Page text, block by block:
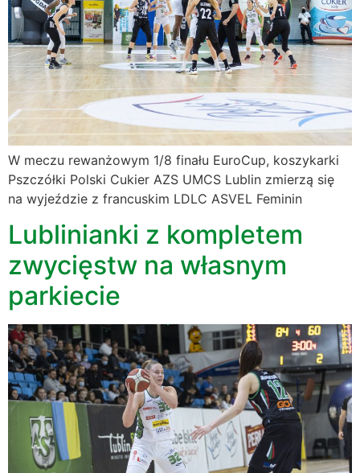
W meczu rewanżowym 1/8 finału EuroCup, koszykarki
Pszczółki Polski Cukier AZS UMCS Lublin zmierzą się
na wyjeździe z francuskim LDLC ASVEL Feminin
Lublinianki z kompletem
zwycięstw na własnym
parkiecie